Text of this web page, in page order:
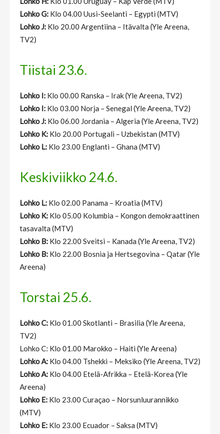
Lohko G: Klo 04.00 Uusi-Seelanti – Egypti (MTV)
Lohko J: Klo 20.00 Argentiina – Itävalta (Yle Areena,
TV2)
Tiistai 23.6.
Lohko I: Klo 00.00 Ranska – Irak (Yle Areena, TV2)
Lohko I: Klo 03.00 Norja – Senegal (Yle Areena, TV2)
Lohko J: Klo 06.00 Jordania – Algeria (Yle Areena, TV2)
Lohko K: Klo 20.00 Portugali – Uzbekistan (MTV)
Lohko L: Klo 23.00 Englanti – Ghana (MTV)
Keskiviikko 24.6.
Lohko L: Klo 02.00 Panama – Kroatia (MTV)
Lohko K: Klo 05.00 Kolumbia – Kongon demokraattinen
tasavalta (MTV)
Lohko B: Klo 22.00 Sveitsi – Kanada (Yle Areena, TV2)
Lohko B: Klo 22.00 Bosnia ja Hertsegovina – Qatar (Yle
Areena)
Torstai 25.6.
Lohko C: Klo 01.00 Skotlanti – Brasilia (Yle Areena,
TV2)
Lohko C: Klo 01.00 Marokko – Haiti (Yle Areena)
Lohko A: Klo 04.00 Tshekki – Meksiko (Yle Areena, TV2)
Lohko A: Klo 04.00 Etelä-Afrikka – Etelä-Korea (Yle
Areena)
Lohko E: Klo 23.00 Curaçao – Norsunluurannikko
(MTV)
Lohko E: Klo 23.00 Ecuador – Saksa (MTV)